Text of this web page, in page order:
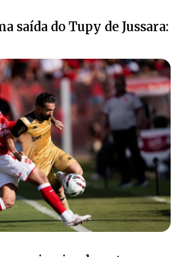
saída do Tupy de Jussara: